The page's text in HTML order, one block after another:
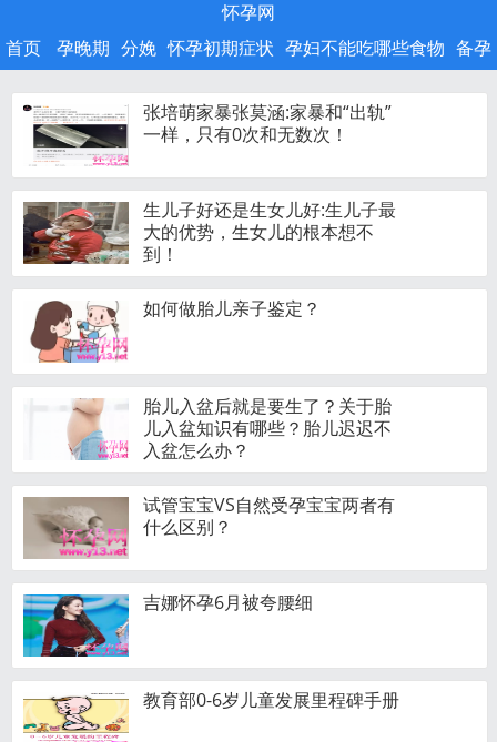
怀孕网
首页
孕晚期 分娩 怀孕初期症状 孕妇不能吃哪些食物 备孕
张培萌家暴张莫涵:家暴和“出轨”
一样，只有0次和无数次！
生儿子好还是生女儿好:生儿子最
大的优势，生女儿的根本想不
到！
如何做胎儿亲子鉴定？
胎儿入盆后就是要生了？关于胎
儿入盆知识有哪些？胎儿迟迟不
入盆怎么办？
试管宝宝VS自然受孕宝宝两者有
什么区别？
吉娜怀孕6月被夸腰细
教育部0-6岁儿童发展里程碑手册